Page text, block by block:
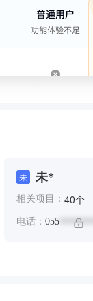
未 未*
相关项目： 40个
电话： 055